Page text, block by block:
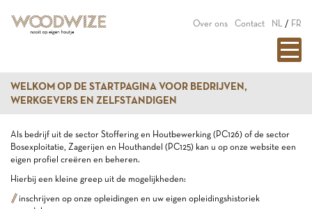
Over ons Contact NL / FR
WELKOM OP DE STARTPAGINA VOOR BEDRIJVEN,
WERKGEVERS EN ZELFSTANDIGEN
Als bedrijf uit de sector Stoffering en Houtbewerking (PC126) of de sector
Bosexploitatie, Zagerijen en Houthandel (PC125) kan u op onze website een
eigen profiel creëren en beheren.
Hierbij een kleine greep uit de mogelijkheden:
inschrijven op onze opleidingen en uw eigen opleidingshistoriek